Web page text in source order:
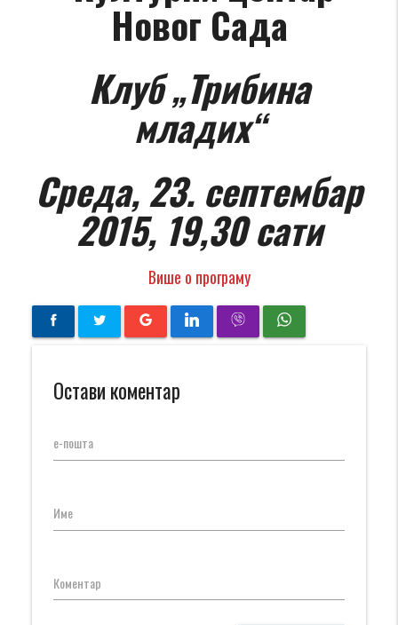
Новог Сада
Клуб „Трибина
младих“
Среда, 23. септембар
2015, 19,30 сати
Више о програму
Остави коментар
е-пошта
Име
Коментар